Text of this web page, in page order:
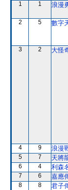
1 1 浪漫
2 5 數字
3 2 大怪
4 9 浪漫
5 7 天將
6 4 利森
7 6 嘉應
8 8 君子